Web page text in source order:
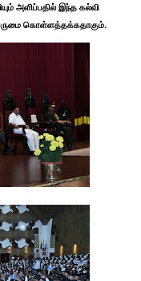
அளிப்பதில் இந்த கல்வி
கொள்ளத்தக்கதாகும்.